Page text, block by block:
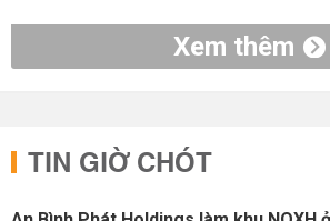
Xem thêm
TIN GIỜ CHÓT